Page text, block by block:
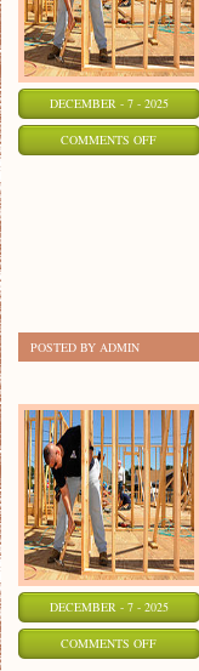
DECEMBER - 7 - 2025
COMMENTS OFFON
POSTED BY ADMIN
DECEMBER - 7 - 2025
COMMENTS OFFON